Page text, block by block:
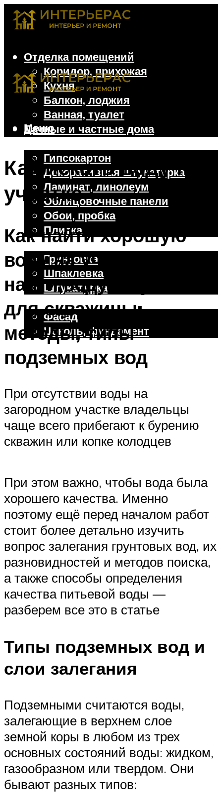
Отделка помещений
Коридор, прихожая
Кухня
Балкон, лоджия
Ванная, туалет
Дачные и частные дома
Гипсокартон
Декоративная штукатурка
Ламинат, линолеум
Облицовочные панели
Обои, пробка
Плитка
Отделочные работы
Грунтовка
Шпаклевка
Штукатурка
Внешняя отделка
Фасад
Цоколь, фундамент
Меню
Меню
Как искать воду на
участке
Как найти хорошую
воду на участке. Как
найти воду на участке
для скважины:
методы, типы
подземных вод
При отсутствии воды на
загородном участке владельцы
чаще всего прибегают к бурению
скважин или копке колодцев
При этом важно, чтобы вода была
хорошего качества. Именно
поэтому ещё перед началом работ
стоит более детально изучить
вопрос залегания грунтовых вод, их
разновидностей и методов поиска,
а также способы определения
качества питьевой воды —
разберем все это в статье
Типы подземных вод и
слои залегания
Подземными считаются воды,
залегающие в верхнем слое
земной коры в любом из трех
основных состояний воды: жидком,
газообразном или твердом. Они
бывают разных типов: